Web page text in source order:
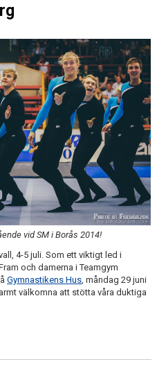
vid SM i Borås 2014!
4-5 juli. Som ett viktigt led i
och damerna i Teamgym
Gymnastikens Hus , måndag 29 juni
välkomna att stötta våra duktiga